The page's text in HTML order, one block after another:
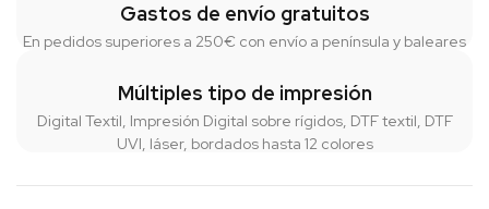
Gastos de envío gratuitos
En pedidos superiores a 250€ con envío a península y baleares
Múltiples tipo de impresión
Digital Textil, Impresión Digital sobre rígidos, DTF textil, DTF
UVI, láser, bordados hasta 12 colores